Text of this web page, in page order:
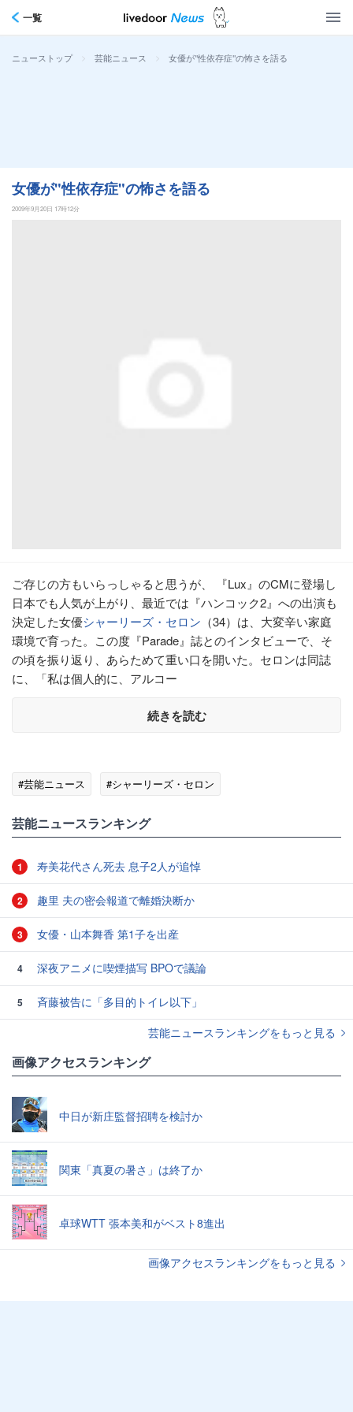
一覧
ニューストップ > 芸能ニュース > 女優が"性依存症"の怖さを語る
女優が"性依存症"の怖さを語る
2009年9月20日 17時12分
ご存じの方もいらっしゃると思うが、 『Lux』のCMに登場し
日本でも人気が上がり、最近では『ハンコック2』への出演も
決定した女優シャーリーズ・セロン （34）は、大変辛い家庭
環境で育った。この度『Parade』誌とのインタビューで、そ
の頃を振り返り、あらためて重い口を開いた。セロンは同誌
に、「私は個人的に、アルコー
続きを読む
#芸能ニュース #シャーリーズ・セロン
芸能ニュースランキング
1 寿美花代さん死去 息子2人が追悼
2 趣里 夫の密会報道で離婚決断か
3 女優・山本舞香 第1子を出産
4 深夜アニメに喫煙描写 BPOで議論
5
斉藤被告に「多目的トイレ以下」
芸能ニュースランキングをもっと見る
画像アクセスランキング
中日が新庄監督招聘を検討か
関東「真夏の暑さ」は終了か
卓球WTT 張本美和がベスト8進出
画像アクセスランキングをもっと見る